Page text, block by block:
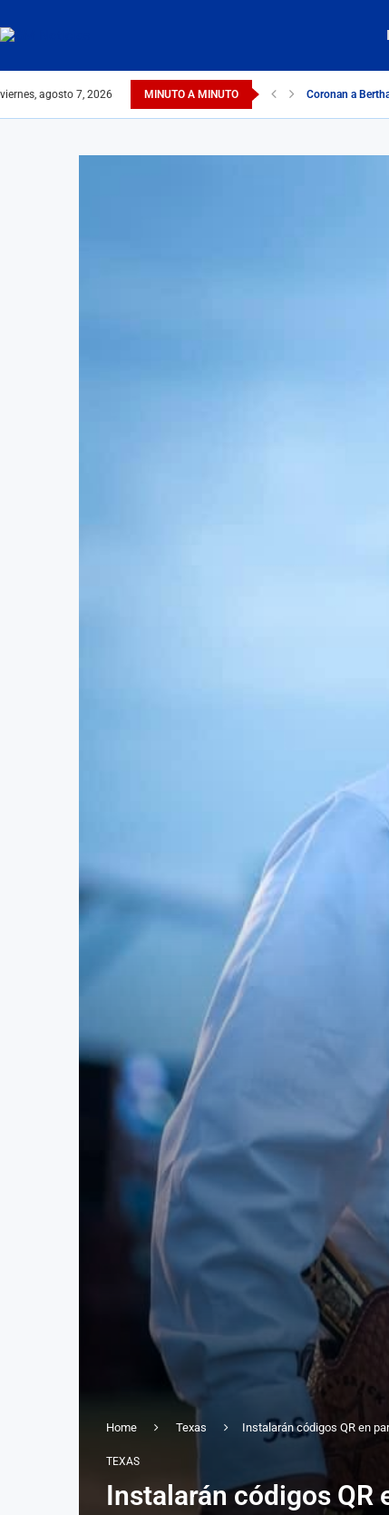
viernes, agosto 7, 2026 MINUTO A MINUTO Coronan a
Home Texas Instalarán códigos QR en
TEXAS
Instalarán códigos QR